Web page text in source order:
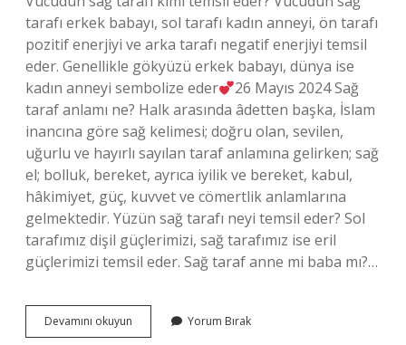
tarafı erkek babayı, sol tarafı kadın anneyi, ön tarafı
pozitif enerjiyi ve arka tarafı negatif enerjiyi temsil
eder. Genellikle gökyüzü erkek babayı, dünya ise
kadın anneyi sembolize eder
26 Mayıs 2024 Sağ
taraf anlamı ne? Halk arasında âdetten başka, İslam
inancına göre sağ kelimesi; doğru olan, sevilen,
uğurlu ve hayırlı sayılan taraf anlamına gelirken; sağ
el; bolluk, bereket, ayrıca iyilik ve bereket, kabul,
hâkimiyet, güç, kuvvet ve cömertlik anlamlarına
gelmektedir. Yüzün sağ tarafı neyi temsil eder? Sol
tarafımız dişil güçlerimizi, sağ tarafımız ise eril
güçlerimizi temsil eder. Sağ taraf anne mi baba mı?…
Devamını okuyun
Sağ
Yorum Bırak